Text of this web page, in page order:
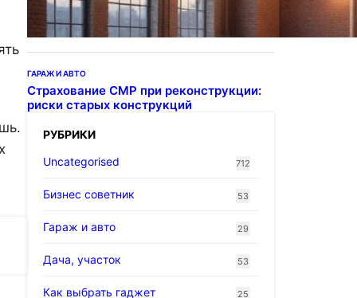
ГАРАЖ И АВТО
Страхование СМР при реконструкции:
риски старых конструкций
РУБРИКИ
Uncategorised
712
Бизнес советник 53
Гараж и авто 29
Дача, участок 53
Как выбрать гаджет 25